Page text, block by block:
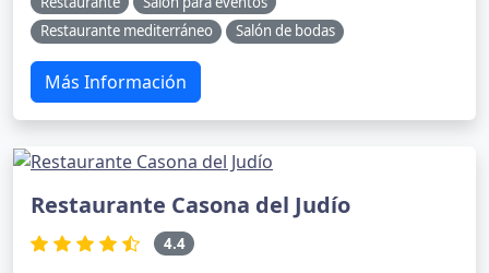
Restaurante mediterráneo
Salón de bodas
Más Información
Restaurante Casona del Judío
4.4